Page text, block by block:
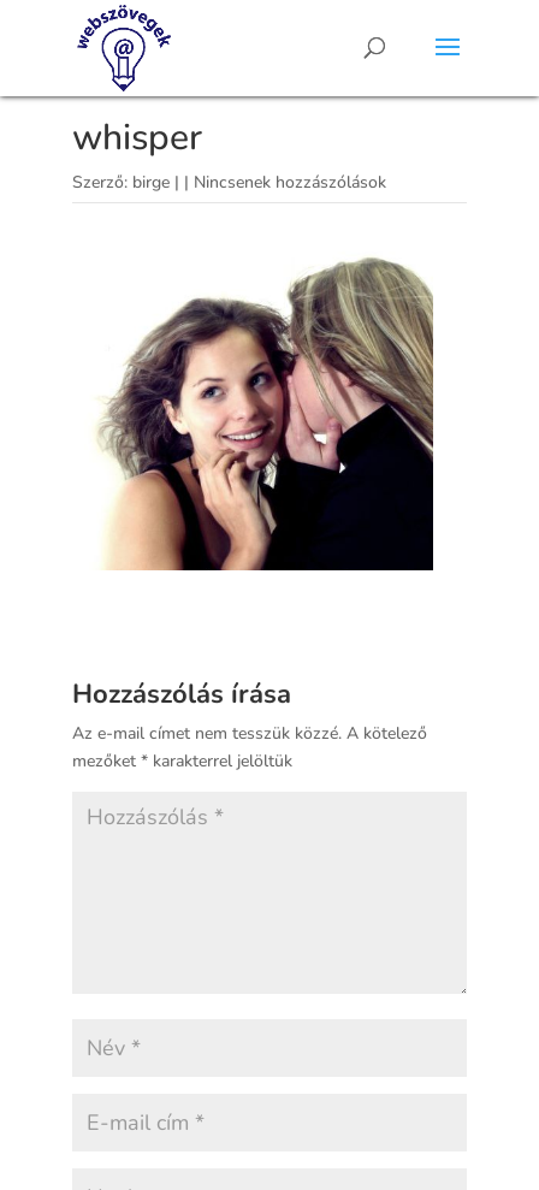
whisper
Szerző: birge| | Nincsenek hozzászólások
Hozzászólás írása
Az e-mail címet nem tesszük közzé. A kötelező
mezőket *karakterrel jelöltük